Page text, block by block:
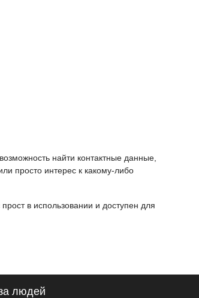
найти контактные данные,
просто интерес к какому-либо
в использовании и доступен для
людей